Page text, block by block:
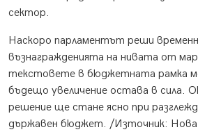
сектор.
Наскоро парламентът реши
възнагражденията на нивата от
текстовете в бюджетната рамка
бъдещо увеличение остава в сила.
решение ще стане ясно при
държавен бюджет. /Източник: